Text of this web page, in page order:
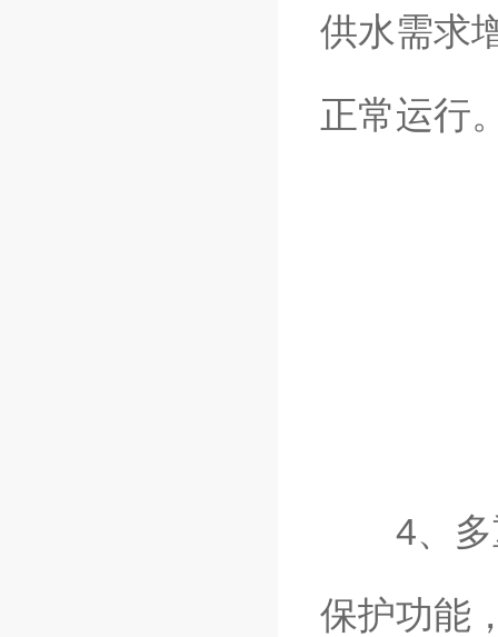
供水需求
正常运行
4、多重
保护功能